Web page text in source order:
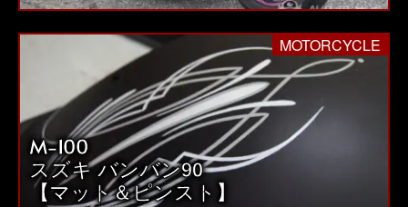
MOTORCYCLE
M-100
スズキ バンバン90
【マット＆ピンスト】